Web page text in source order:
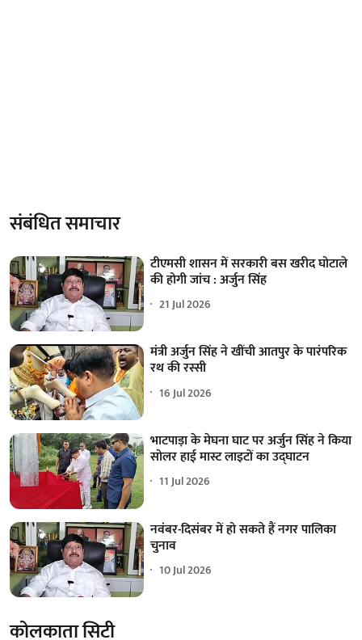
संबंधित समाचार
टीएमसी शासन में सरकारी बस खरीद घोटाले
की होगी जांच : अर्जुन सिंह
21 Jul 2026
मंत्री अर्जुन सिंह ने खींची आतपुर के पारंपरिक
रथ की रस्सी
16 Jul 2026
भाटपाड़ा के मेघना घाट पर अर्जुन सिंह ने किया
सोलर हाई मास्ट लाइटों का उद्घाटन
11 Jul 2026
नवंबर-दिसंबर में हो सकते हैं नगर पालिका
चुनाव
10 Jul 2026
कोलकाता सिटी